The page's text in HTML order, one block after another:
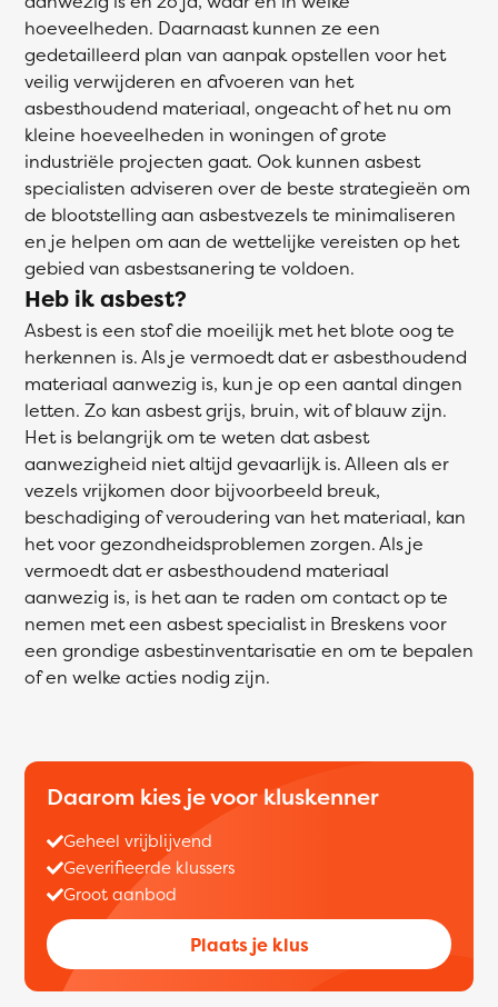
hoeveelheden. Daarnaast kunnen ze een
gedetailleerd plan van aanpak opstellen voor het
veilig verwijderen en afvoeren van het
asbesthoudend materiaal, ongeacht of het nu om
kleine hoeveelheden in woningen of grote
industriële projecten gaat. Ook kunnen asbest
specialisten adviseren over de beste strategieën om
de blootstelling aan asbestvezels te minimaliseren
en je helpen om aan de wettelijke vereisten op het
gebied van asbestsanering te voldoen.
Heb ik asbest?
Asbest is een stof die moeilijk met het blote oog te
herkennen is. Als je vermoedt dat er asbesthoudend
materiaal aanwezig is, kun je op een aantal dingen
letten. Zo kan asbest grijs, bruin, wit of blauw zijn.
Het is belangrijk om te weten dat asbest
aanwezigheid niet altijd gevaarlijk is. Alleen als er
vezels vrijkomen door bijvoorbeeld breuk,
beschadiging of veroudering van het materiaal, kan
het voor gezondheidsproblemen zorgen. Als je
vermoedt dat er asbesthoudend materiaal
aanwezig is, is het aan te raden om contact op te
nemen met een asbest specialist in Breskens voor
een grondige asbestinventarisatie en om te bepalen
of en welke acties nodig zijn.
Daarom kies je voor kluskenner
Geheel vrijblijvend
Geverifieerde klussers
Groot aanbod
Plaats je klus